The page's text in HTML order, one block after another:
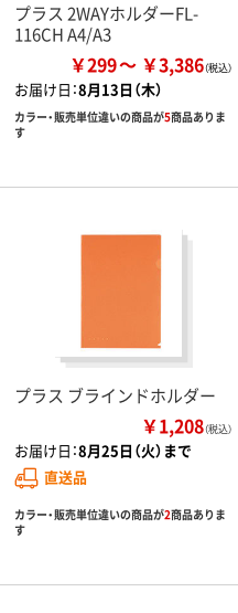
プラス 2WAYホルダーFL-
116CH A4/A3
￥299 ￥3,386
お届け日：8月13日（木）
カラー・販売単位違いの商品が5商品ありま
す
プラス ブラインドホルダー
￥1,208（税込）
お届け日：8月25日（火）まで
直送品
カラー・販売単位違いの商品が2商品ありま
す